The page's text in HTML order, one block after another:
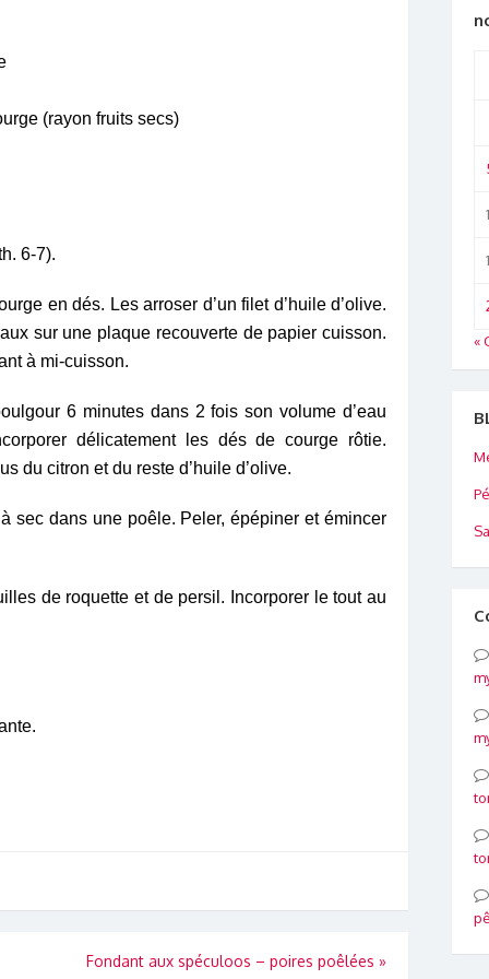
(rayon fruits secs)
6-7).
en dés. Les arroser d’un filet d’huile d’olive.
sur une plaque recouverte de papier cuisson.
à mi-cuisson.
6 minutes dans 2 fois son volume d’eau
délicatement les dés de courge rôtie.
du citron et du reste d’huile d’olive.
sec dans une poêle. Peler, épépiner et émincer
de roquette et de persil. Incorporer le tout au
Fondant aux spéculoos – poires poêlées »
«